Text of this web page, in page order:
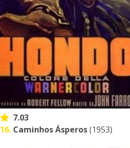
7.03
16. Caminhos Ásperos(1953)